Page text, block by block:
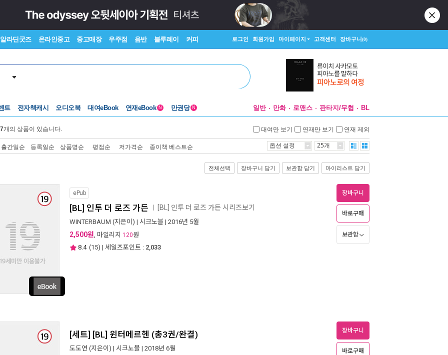
알라딘굿즈 온라인중고 중고매장 우주점 음반 블루레이 커피 로그인 회원가입 마이페이지 고객센터 장바구니(0)
트 전자책캐시 오디오북 대여eBook 연재eBook N 만권당 N 일반 만화 로맨스 판타지/무협 BL
개의 상품이 있습니다. 대여만 보기 연재만 보기 연재 제외
출간일순 등록일순 상품명순 평점순 저가격순 종이책 베스트순 옵션 설정 25개
전체선택 장바구니 담기 보관함 담기 마이리스트 담기
ePub
[BL] 인투 더 로즈 가든 [BL] 인투 더 로즈 가든 시리즈보기
WINTERBAUM (지은이) | 시크노블 | 2016년 5월
2,500원, 마일리지 120원
8.4 (15) | 세일즈포인트 : 2,033
장바구니
바로구매
보관함
[세트] [BL] 윈터메르헨 (총3권/완결)
도도연 (지은이) | 시크노블 | 2018년 6월
장바구니
바로구매